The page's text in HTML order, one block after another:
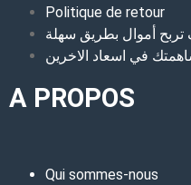
Politique de retour
أموال بطريق سهلة
في اسعاد الاخرين
A PROPOS
Qui sommes-nous